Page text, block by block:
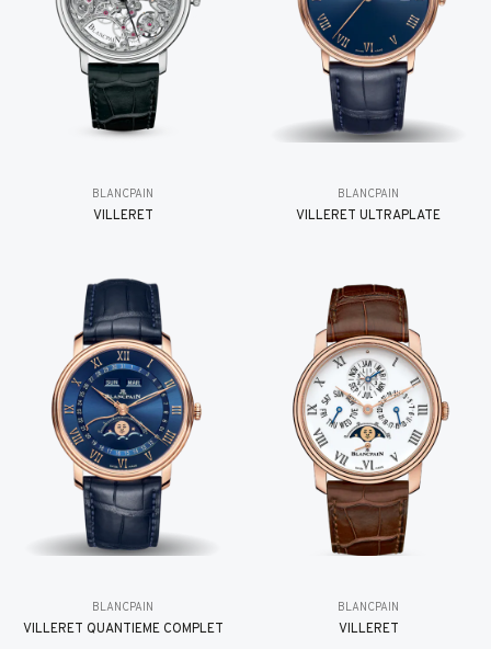
BLANCPAIN
VILLERET
BLANCPAIN
VILLERET ULTRAPLATE
BLANCPAIN
VILLERET QUANTIÈME COMPLET
BLANCPAIN
VILLERET